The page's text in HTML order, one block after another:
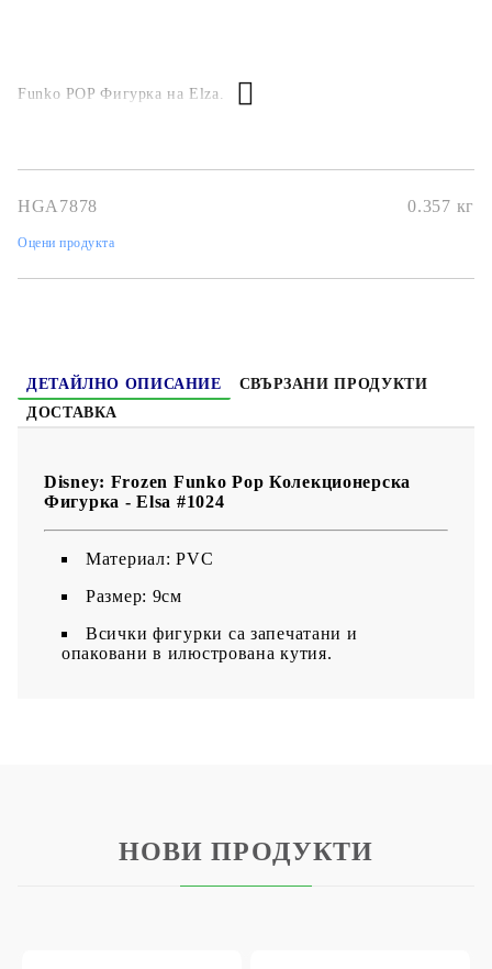
Funko POP Фигурка на Elza.
HGA7878 0.357 кг
Оцени продукта
ДЕТАЙЛНО ОПИСАНИЕ
СВЪРЗАНИ ПРОДУКТИ
ДОСТАВКА
Disney: Frozen Funko Pop Колекционерска
Фигурка - Elsa #1024
Материал: PVC
Размер: 9см
Всички фигурки са запечатани и
опаковани в илюстрована кутия.
НОВИ ПРОДУКТИ